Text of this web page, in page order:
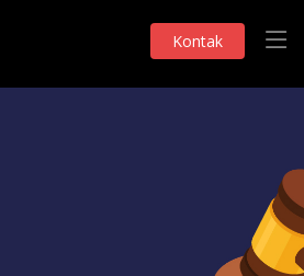
Kontak